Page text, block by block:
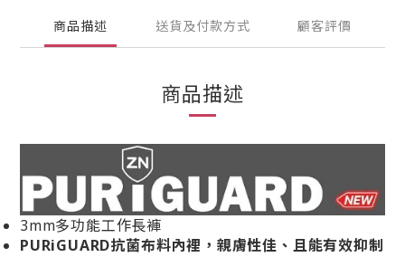
商品描述 送貨及付款方式 顧客評價
商品描述
3mm多功能工作長褲
PURiGUARD抗菌布料內裡，親膚性佳、且能有效抑制